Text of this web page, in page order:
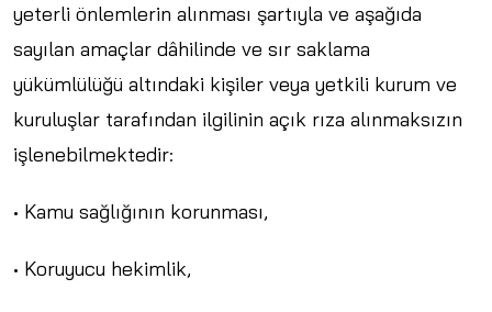
yeterli önlemlerin alınması şartıyla ve aşağıda
sayılan amaçlar dâhilinde ve sır saklama
yükümlülüğü altındaki kişiler veya yetkili kurum ve
kuruluşlar tarafından ilgilinin açık rıza alınmaksızın
işlenebilmektedir:
• Kamu sağlığının korunması,
• Koruyucu hekimlik,